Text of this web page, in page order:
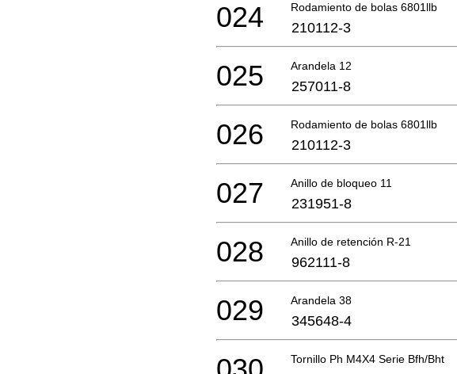
Rodamiento de bolas 6801llb
024 210112-3
Arandela 12
025 257011-8
Rodamiento de bolas 6801llb
026 210112-3
Anillo de bloqueo 11
027 231951-8
Anillo de retención R-21
028 962111-8
Arandela 38
029 345648-4
Tornillo Ph M4X4 Serie Bfh/Bht